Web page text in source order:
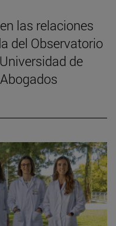
las relaciones
del Observatorio
de